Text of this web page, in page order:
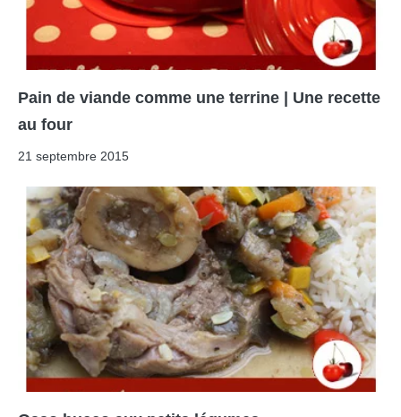
Pain de viande comme une terrine | Une recette
au four
21 septembre 2015